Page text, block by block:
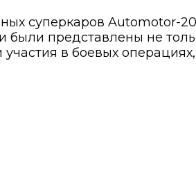
суперкаров Automotor-
были представлены не
в боевых